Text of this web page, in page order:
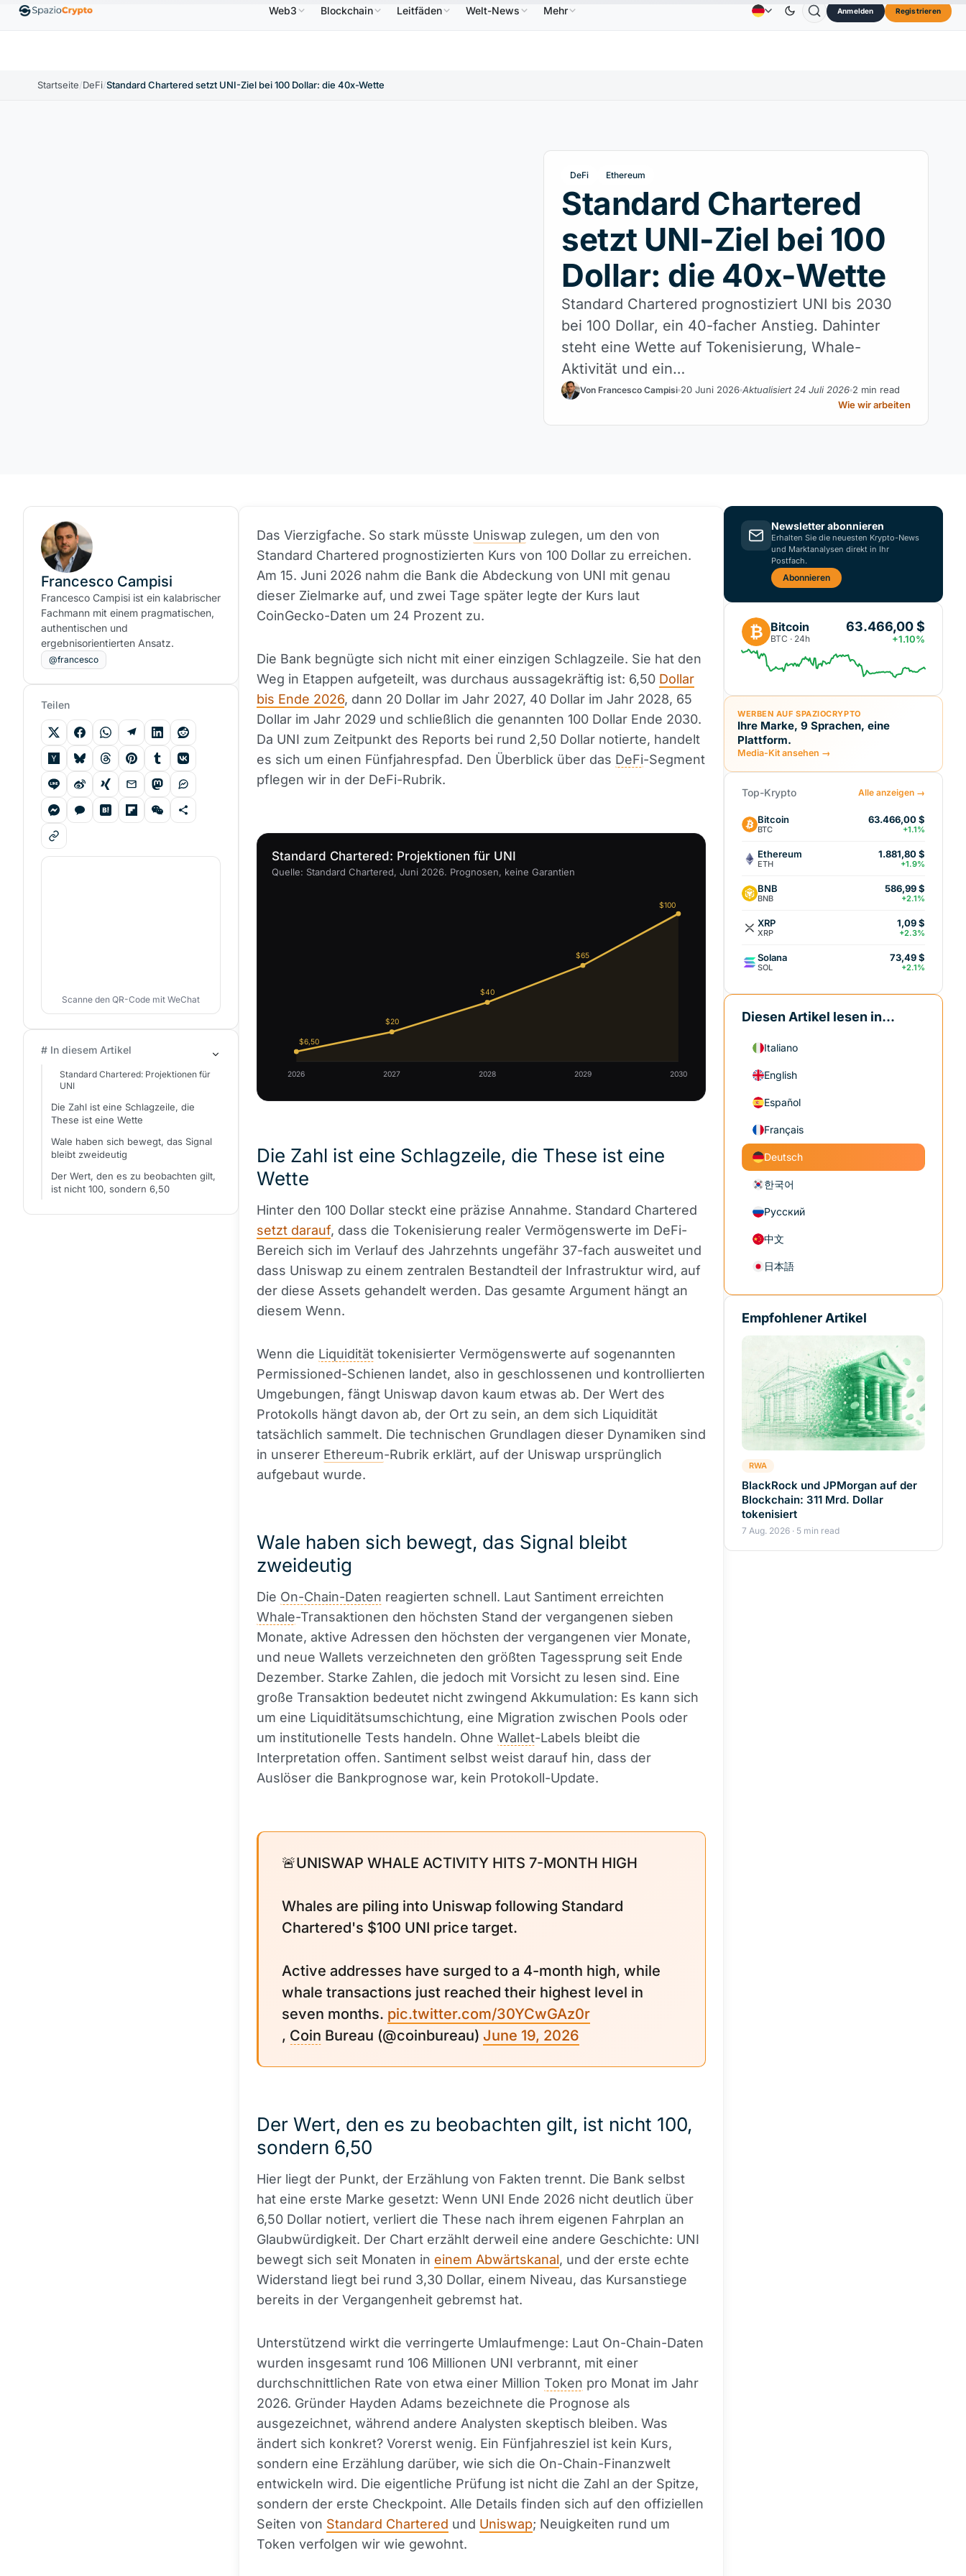
EthereumETH1.880,58 $ BNBBNB 586,64 $↑2.10% USDCUSDC0,9995 $↑0.00% XRPXRP 1,09 $ ↑2.30% 0,3264 $ ↓0.30% DogecoinDOGE 0,0707 $↑2.40%
AnzeigeKontakt Über
Web3 Blockchain Leitfäden Welt-News Mehr Anmelden Registrieren
Startseite/DeFi/Standard Chartered setzt UNI-Ziel bei 100 Dollar: die 40x-Wette
DeFi Ethereum
Standard Chartered
setzt UNI-Ziel bei 100
Dollar: die 40x-Wette
Standard Chartered prognostiziert UNI bis 2030
bei 100 Dollar, ein 40-facher Anstieg. Dahinter
steht eine Wette auf Tokenisierung, Whale-
Aktivität und ein…
Von Francesco Campisi 20 Juni 2026 Aktualisiert 24 Juli 2026 2 min read
Wie wir arbeiten
Das Vierzigfache. So stark müsste Uniswap zulegen, um den von
Standard Chartered prognostizierten Kurs von 100 Dollar zu erreichen.
Am 15. Juni 2026 nahm die Bank die Abdeckung von UNI mit genau
dieser Zielmarke auf, und zwei Tage später legte der Kurs laut
CoinGecko-Daten um 24 Prozent zu.
Die Bank begnügte sich nicht mit einer einzigen Schlagzeile. Sie hat den
Weg in Etappen aufgeteilt, was durchaus aussagekräftig ist: 6,50 Dollar
bis Ende 2026, dann 20 Dollar im Jahr 2027, 40 Dollar im Jahr 2028, 65
Dollar im Jahr 2029 und schließlich die genannten 100 Dollar Ende 2030.
Da UNI zum Zeitpunkt des Reports bei rund 2,50 Dollar notierte, handelt
es sich um einen Fünfjahrespfad. Den Überblick über das DeFi-Segment
pflegen wir in der DeFi-Rubrik.
Standard Chartered: Projektionen für UNI
Quelle: Standard Chartered, Juni 2026. Prognosen, keine Garantien
$6,50
$20
$40
$65
$100
2026 2027 2028 2029 2030
Die Zahl ist eine Schlagzeile, die These ist eine
Wette
Hinter den 100 Dollar steckt eine präzise Annahme. Standard Chartered
setzt darauf, dass die Tokenisierung realer Vermögenswerte im DeFi-
Bereich sich im Verlauf des Jahrzehnts ungefähr 37-fach ausweitet und
dass Uniswap zu einem zentralen Bestandteil der Infrastruktur wird, auf
der diese Assets gehandelt werden. Das gesamte Argument hängt an
diesem Wenn.
Wenn die Liquidität tokenisierter Vermögenswerte auf sogenannten
Permissioned-Schienen landet, also in geschlossenen und kontrollierten
Umgebungen, fängt Uniswap davon kaum etwas ab. Der Wert des
Protokolls hängt davon ab, der Ort zu sein, an dem sich Liquidität
tatsächlich sammelt. Die technischen Grundlagen dieser Dynamiken sind
in unserer Ethereum-Rubrik erklärt, auf der Uniswap ursprünglich
aufgebaut wurde.
Wale haben sich bewegt, das Signal bleibt
zweideutig
Die On-Chain-Daten reagierten schnell. Laut Santiment erreichten
Whale-Transaktionen den höchsten Stand der vergangenen sieben
Monate, aktive Adressen den höchsten der vergangenen vier Monate,
und neue Wallets verzeichneten den größten Tagessprung seit Ende
Dezember. Starke Zahlen, die jedoch mit Vorsicht zu lesen sind. Eine
große Transaktion bedeutet nicht zwingend Akkumulation: Es kann sich
um eine Liquiditätsumschichtung, eine Migration zwischen Pools oder
um institutionelle Tests handeln. Ohne Wallet-Labels bleibt die
Interpretation offen. Santiment selbst weist darauf hin, dass der
Auslöser die Bankprognose war, kein Protokoll-Update.
🚨UNISWAP WHALE ACTIVITY HITS 7-MONTH HIGH
Whales are piling into Uniswap following Standard
Chartered's $100 UNI price target.
Active addresses have surged to a 4-month high, while
whale transactions just reached their highest level in
seven months. pic.twitter.com/30YCwGAz0r
, Coin Bureau (@coinbureau) June 19, 2026
Der Wert, den es zu beobachten gilt, ist nicht 100,
sondern 6,50
Hier liegt der Punkt, der Erzählung von Fakten trennt. Die Bank selbst
hat eine erste Marke gesetzt: Wenn UNI Ende 2026 nicht deutlich über
6,50 Dollar notiert, verliert die These nach ihrem eigenen Fahrplan an
Glaubwürdigkeit. Der Chart erzählt derweil eine andere Geschichte: UNI
bewegt sich seit Monaten in einem Abwärtskanal, und der erste echte
Widerstand liegt bei rund 3,30 Dollar, einem Niveau, das Kursanstiege
bereits in der Vergangenheit gebremst hat.
Unterstützend wirkt die verringerte Umlaufmenge: Laut On-Chain-Daten
wurden insgesamt rund 106 Millionen UNI verbrannt, mit einer
durchschnittlichen Rate von etwa einer Million Token pro Monat im Jahr
2026. Gründer Hayden Adams bezeichnete die Prognose als
ausgezeichnet, während andere Analysten skeptisch bleiben. Was
ändert sich konkret? Vorerst wenig. Ein Fünfjahresziel ist kein Kurs,
sondern eine Erzählung darüber, wie sich die On-Chain-Finanzwelt
entwickeln wird. Die eigentliche Prüfung ist nicht die Zahl an der Spitze,
sondern der erste Checkpoint. Alle Details finden sich auf den offiziellen
Seiten von Standard Chartered und Uniswap; Neuigkeiten rund um
Token verfolgen wir wie gewohnt.
Francesco Campisi
Francesco Campisi ist ein kalabrischer
Fachmann mit einem pragmatischen,
authentischen und
ergebnisorientierten Ansatz.
@francesco
Teilen
Scanne den QR-Code mit WeChat
# In diesem Artikel
Standard Chartered: Projektionen für
UNI
Die Zahl ist eine Schlagzeile, die
These ist eine Wette
Wale haben sich bewegt, das Signal
bleibt zweideutig
Der Wert, den es zu beobachten gilt,
ist nicht 100, sondern 6,50
Newsletter abonnieren
Erhalten Sie die neuesten Krypto-News
und Marktanalysen direkt in Ihr
Postfach.
Abonnieren
₿ Bitcoin
BTC · 24h
63.466,00 $
+1.10%
WERBEN AUF SPAZIOCRYPTO
Ihre Marke, 9 Sprachen, eine
Plattform.
Media-Kit ansehen →
Top-Krypto Alle anzeigen →
Bitcoin
BTC
63.466,00 $
+1.1%
Ethereum
ETH
1.881,80 $
+1.9%
BNB
BNB
586,99 $
+2.1%
XRP
XRP
1,09 $
+2.3%
Solana
SOL
73,49 $
+2.1%
Diesen Artikel lesen in...
Italiano
English
Español
Français
Deutsch
한국어
Русский
中文
日本語
Empfohlener Artikel
RWA
BlackRock und JPMorgan auf der
Blockchain: 311 Mrd. Dollar
tokenisiert
7 Aug. 2026 · 5 min read